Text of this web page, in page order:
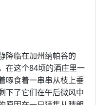
降临在加州纳帕谷的
在这个84顷的酒庄里一
啄食着一串串从枝上垂
下了它们在午后微风中